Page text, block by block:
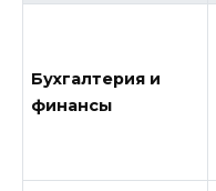
Бухгалтерия и
финансы